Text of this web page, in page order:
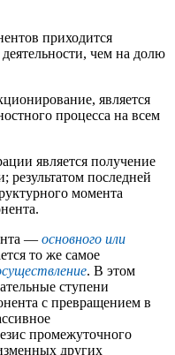
приходится
чем на долю
является
процесса на всем
является получение
результатом последней
момента
— основного или
то же самое
. В этом
ступени
с превращением в
промежуточного
других